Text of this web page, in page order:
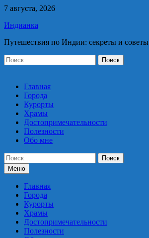
Перейти
содержимому
7 августа, 2026
Индианка
Путешествия по Индии: секреты и советы
Найти:
Главная
Города
Курорты
Храмы
Достопримечательности
Полезности
Обо мне
Найти:
Меню
Главная
Города
Курорты
Храмы
Достопримечательности
Полезности